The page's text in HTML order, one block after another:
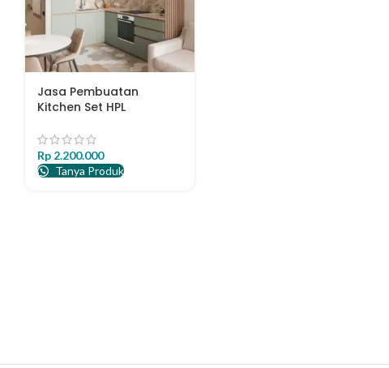
Jasa Pembuatan
Kitchen Set HPL
Rp 2.200.000
Tanya Produk